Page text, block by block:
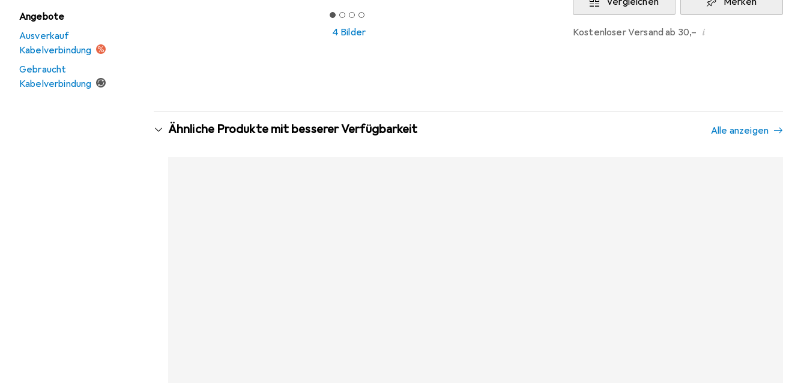
Angebote
Ausverkauf
Kabelverbindung
Gebraucht
Kabelverbindung
4 Bilder Kostenloser Versand ab 30,– i
Ähnliche Produkte mit besserer Verfügbarkeit Alle anzeigen